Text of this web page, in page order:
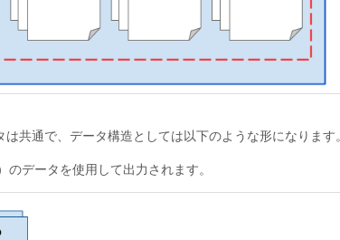
共通で、データ構造としては以下のような形になります。
データを使用して出力されます。